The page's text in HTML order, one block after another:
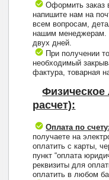
Оформить заказ
напишите нам на
всем вопросам,
нашим менеджерам.
двух дней.
При получении
необходимый
фактура, товарная
расчет):
Оплата по счету:
получаете на
оплатить с карты,
пункт “оплата
реквизиты для
оплатить в любом